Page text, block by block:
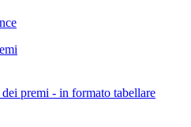
premi - in formato tabellare